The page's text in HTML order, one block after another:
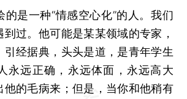
是一种“情感空心化”的人。我们
过。他可能是某某领域的专家，
引经据典，头头是道，是青年学生
永远正确，永远体面，永远高大
他的毛病来；但是，当你和他稍有